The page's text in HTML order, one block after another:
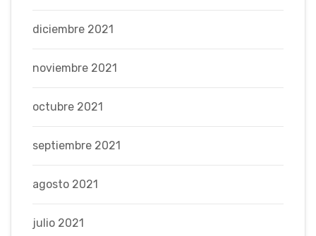
diciembre 2021
noviembre 2021
octubre 2021
septiembre 2021
agosto 2021
julio 2021